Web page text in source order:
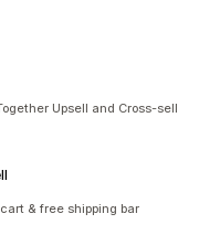
Upsell and Cross-sell
& free shipping bar